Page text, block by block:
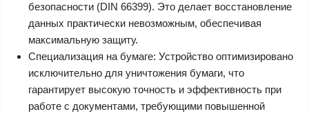
безопасности (DIN 66399). Это делает восстановление
данных практически невозможным, обеспечивая
максимальную защиту.
Специализация на бумаге: Устройство оптимизировано
исключительно для уничтожения бумаги, что
гарантирует высокую точность и эффективность при
работе с документами, требующими повышенной